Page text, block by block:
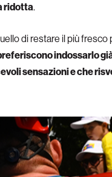
ridotta.
di restare il più
indossarlo
sensazioni e che